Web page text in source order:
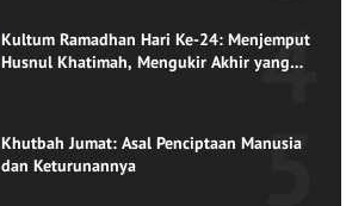
Kultum Ramadhan Hari Ke-24: Menjemput
Husnul Khatimah, Mengukir Akhir yang
Khutbah Jumat: Asal Penciptaan Manusia
dan Keturunannya